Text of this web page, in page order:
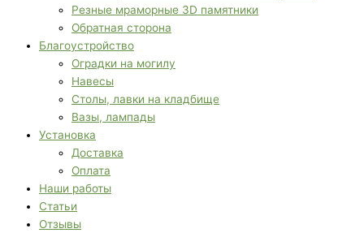
Резные мраморные 3D памятники
Обратная сторона
Благоустройство
Оградки на могилу
Навесы
Столы, лавки на кладбище
Вазы, лампады
Установка
Доставка
Оплата
Наши работы
Статьи
Отзывы